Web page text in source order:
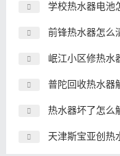
学校热水器电池
前锋热水器怎么
岷江小区修热水
普陀回收热水器
热水器坏了怎么
天津斯宝亚创热